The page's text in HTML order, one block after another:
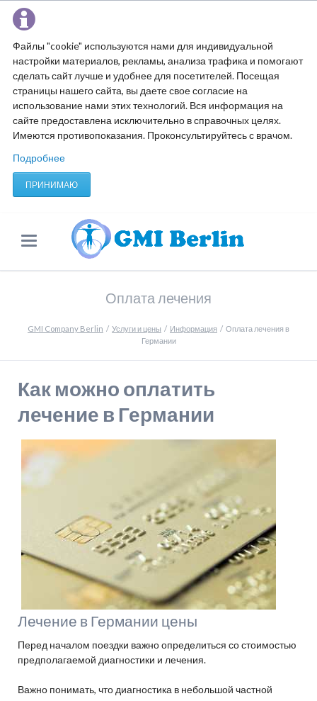
Файлы "cookie" используются нами для индивидуальной
настройки материалов, рекламы, анализа трафика и помогают
сделать сайт лучше и удобнее для посетителей. Посещая
страницы нашего сайта, вы даете свое согласие на
использование нами этих технологий. Вся информация на
сайте предоставлена исключительно в справочных целях.
Имеются противопоказания. Проконсультируйтесь с врачом.
Подробнее
ПРИНИМАЮ
Оплата лечения
GMI Company Berlin Услуги и цены Информация
Оплата лечения в
Германии
Как можно оплатить
лечение в Германии
Лечение в Германии цены
Перед началом поездки важно определиться со стоимостью
предполагаемой диагностики и лечения.
Важно понимать, что диагностика в небольшой частной